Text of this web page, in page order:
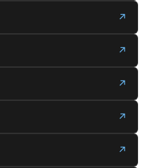
↗
↗
↗
↗
↗